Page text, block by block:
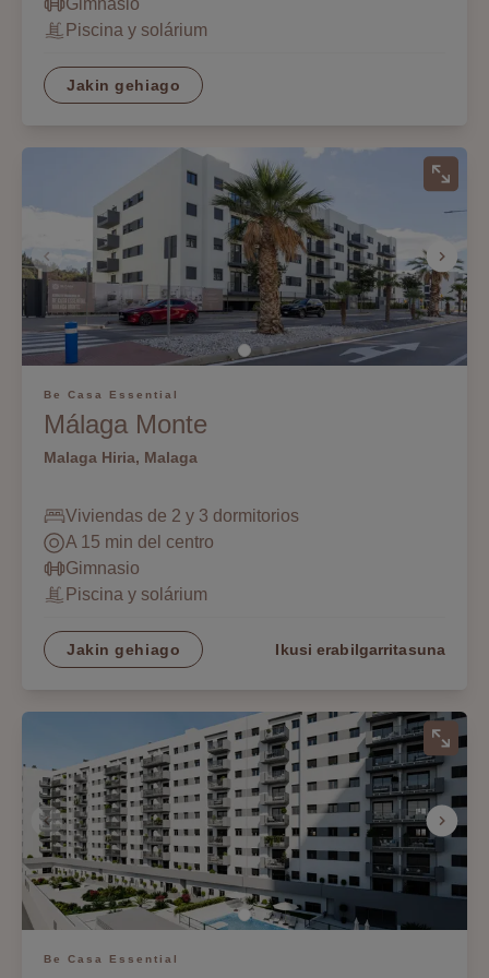
Gimnasio
Piscina y solárium
Jakin gehiago
Be Casa Essential
Málaga Monte
Malaga Hiria, Malaga
Viviendas de 2 y 3 dormitorios
A 15 min del centro
Gimnasio
Piscina y solárium
Jakin gehiago Ikusi erabilgarritasuna
Be Casa Essential